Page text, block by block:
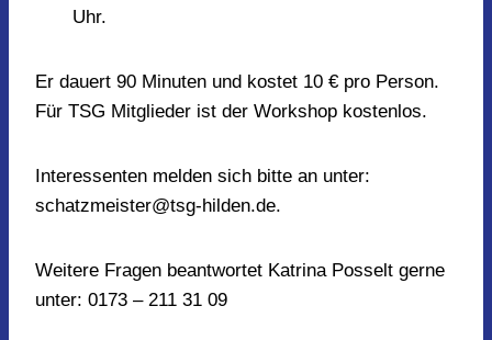
Uhr.
Er dauert 90 Minuten und kostet 10 € pro Person.
Für TSG Mitglieder ist der Workshop kostenlos.
Interessenten melden sich bitte an unter:
schatzmeister@tsg-hilden.de.
Weitere Fragen beantwortet Katrina Posselt gerne
unter: 0173 – 211 31 09